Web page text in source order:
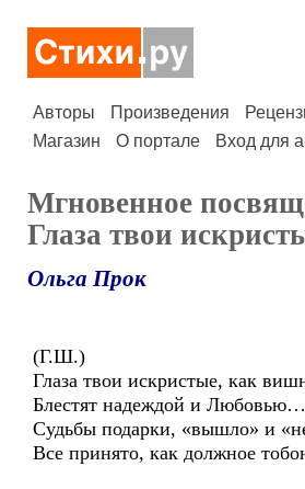
Авторы Произведения
Магазин
О портале Вход для
Мгновенное
Глаза твои
Ольга Прок
(Г.Ш.)
Глаза твои искристые, как
Блестят надеждой и Любовью…
Судьбы подарки, «вышло» и
Все принято, как должное